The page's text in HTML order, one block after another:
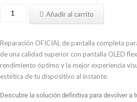
Cambiar
17
Pro
Max
cantidad
Añadir al carrito
Reparación OFICIAL de pantalla completa
de una calidad superior con pantalla OLED
rendimiento óptimo y la mejor experiencia
estética de tu dispositivo al instante.
Descubre la solución definitiva para devolver a